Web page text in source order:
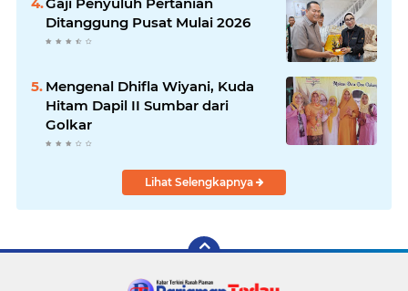
Ditanggung Pusat Mulai 2026
Mengenal Dhifla Wiyani, Kuda
Hitam Dapil II Sumbar dari
Golkar
Lihat Selengkapnya